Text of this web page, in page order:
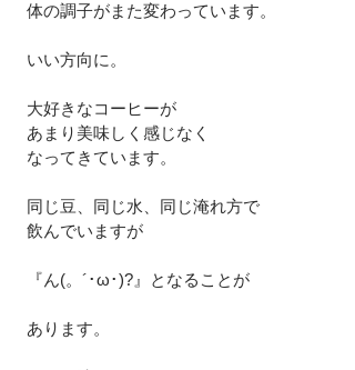
体の調子がまた変わっています。
いい方向に。
大好きなコーヒーが
あまり美味しく感じなく
なってきています。
同じ豆、同じ水、同じ淹れ方で
飲んでいますが
『ん(。´･ω･)?』となることが
あります。